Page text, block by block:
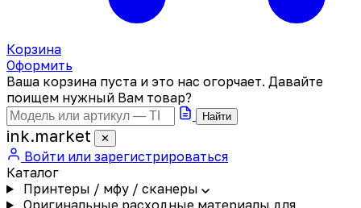
Корзина
Оформить
Ваша корзина пуста и это нас огорчает. Давайте
поищем нужный Вам товар?
Найти
ink.market ✕
Войти или зарегистрироваться
Каталог
Принтеры / мфу / сканеры
Оригинальные расходные материалы для